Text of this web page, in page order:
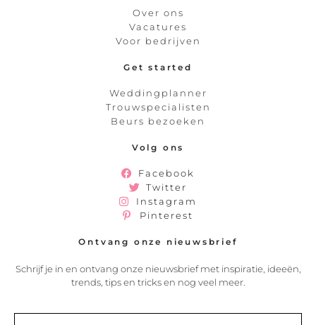
Over ons
Vacatures
Voor bedrijven
Get started
Weddingplanner
Trouwspecialisten
Beurs bezoeken
Volg ons
Facebook
Twitter
Instagram
Pinterest
Ontvang onze nieuwsbrief
Schrijf je in en ontvang onze nieuwsbrief met inspiratie, ideeën,
trends, tips en tricks en nog veel meer.